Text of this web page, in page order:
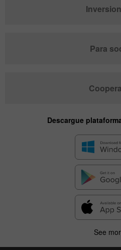
Para
Descargue
See